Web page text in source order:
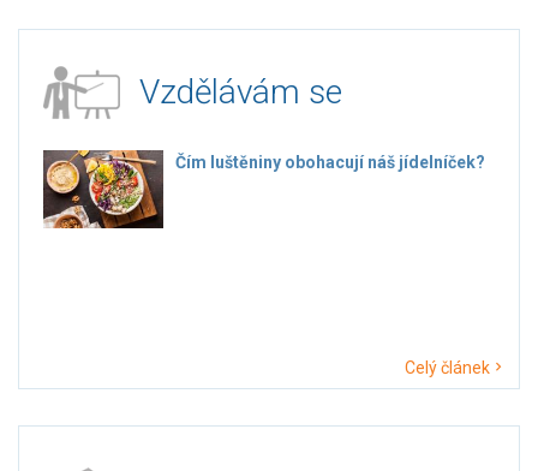
Vzdělávám se
Čím luštěniny obohacují náš jídelníček?
Celý článek